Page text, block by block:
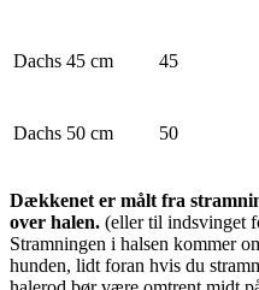
Dachs 45 cm 45
Dachs 50 cm 50
Dækkenet er målt fra
over halen. (eller til indsvinget
Stramningen i halsen kommer
hunden, lidt foran hvis du